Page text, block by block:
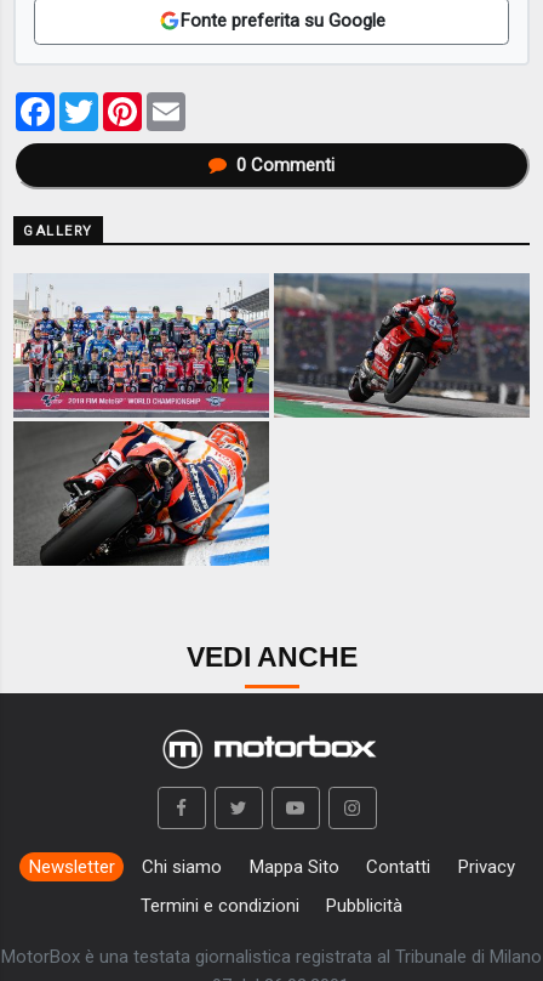
Fonte preferita su Google
Facebook
TwitterPinterest
0Commenti
GALLERY
VEDI ANCHE
Newsletter Chi siamo Mappa Sito Contatti
Privacy
Termini e condizioni
Pubblicità
MotorBox è una testata giornalistica registrata al Tribunale di Milano